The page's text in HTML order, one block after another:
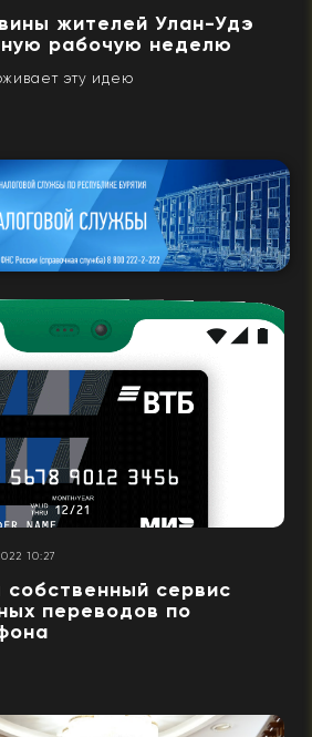
жителей Улан-Удэ
рабочую неделю
эту идею
10:27
собственный сервис
переводов по